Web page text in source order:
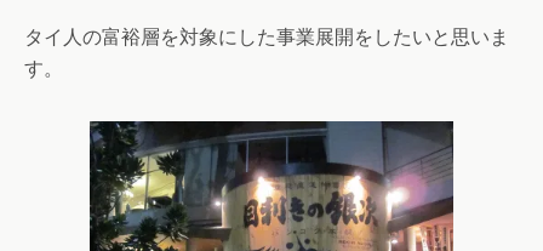
タイ人の富裕層を対象にした事業展開をしたいと思いま
す。